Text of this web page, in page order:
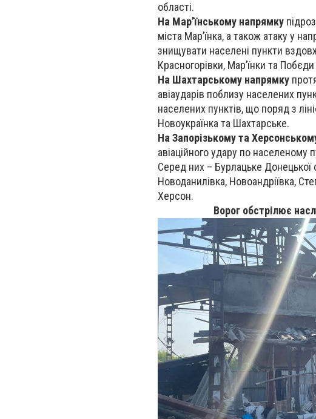
області.
На Мар’їнському напрямку
міста Мар’їнка, а також атаку у
знищувати населені пункти вздовж
Красногорівки, Мар’їнки та
На Шахтарському напрямку
авіаударів поблизу населених
населених пунктів, що поряд з
Новоукраїнка та Шахтарське.
На Запорізькому та
авіаційного удару по населеному
Серед них – Бурлацьке Донецької
Новоданилівка, Новоандріївка,
Херсон.
Ворог обстрілює